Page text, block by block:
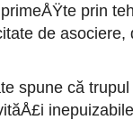
prin
de asociere,
spune că